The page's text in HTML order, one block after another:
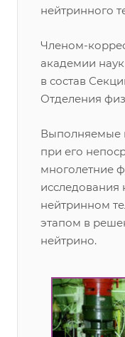
нейтринного
Членом-
академии наук
в состав
Отделения
Выполняемые
при его
многолетние
исследования
нейтринном
этапом в
нейтрино.